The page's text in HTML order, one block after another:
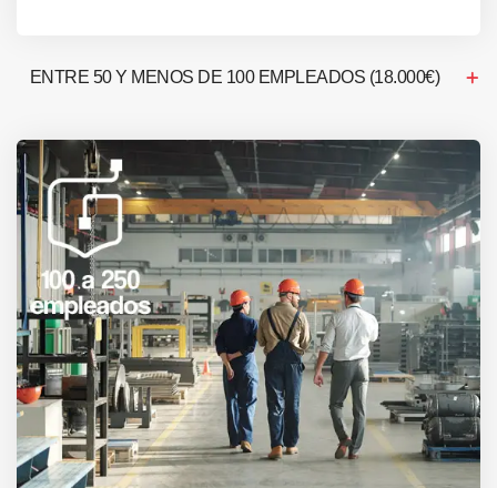
ENTRE 50 Y MENOS DE 100 EMPLEADOS (18.000€)